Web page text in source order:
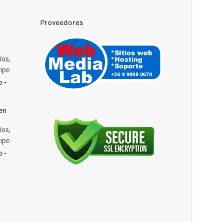
-
-
Proveedores